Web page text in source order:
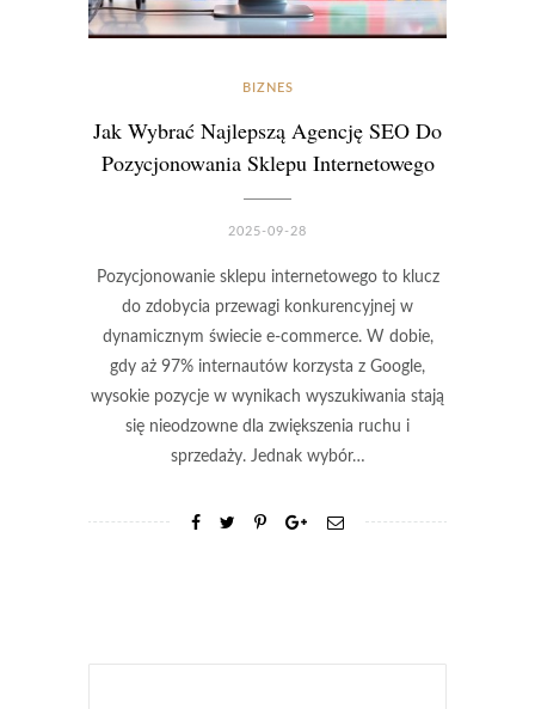
BIZNES
Jak Wybrać Najlepszą Agencję SEO Do
Pozycjonowania Sklepu Internetowego
2025-09-28
Pozycjonowanie sklepu internetowego to klucz
do zdobycia przewagi konkurencyjnej w
dynamicznym świecie e-commerce. W dobie,
gdy aż 97% internautów korzysta z Google,
wysokie pozycje w wynikach wyszukiwania stają
się nieodzowne dla zwiększenia ruchu i
sprzedaży. Jednak wybór…